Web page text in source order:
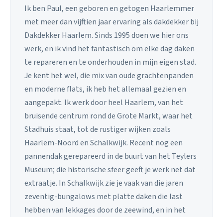
Ik ben Paul, een geboren en getogen Haarlemmer
met meer dan vijftien jaar ervaring als dakdekker bij
Dakdekker Haarlem. Sinds 1995 doen we hier ons
werk, en ik vind het fantastisch om elke dag daken
te repareren en te onderhouden in mijn eigen stad.
Je kent het wel, die mix van oude grachtenpanden
en moderne flats, ik heb het allemaal gezien en
aangepakt. Ik werk door heel Haarlem, van het
bruisende centrum rond de Grote Markt, waar het
Stadhuis staat, tot de rustiger wijken zoals
Haarlem-Noord en Schalkwijk. Recent nog een
pannendak gerepareerd in de buurt van het Teylers
Museum; die historische sfeer geeft je werk net dat
extraatje. In Schalkwijk zie je vaak van die jaren
zeventig-bungalows met platte daken die last
hebben van lekkages door de zeewind, en in het